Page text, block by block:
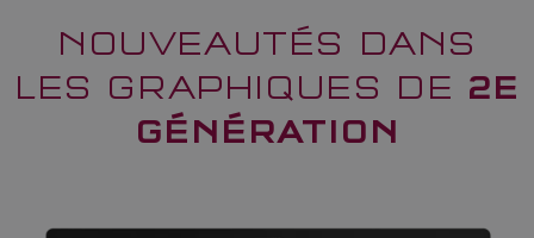
NOUVEAUTÉS DANS
LES GRAPHIQUES DE 2E
GÉNÉRATION